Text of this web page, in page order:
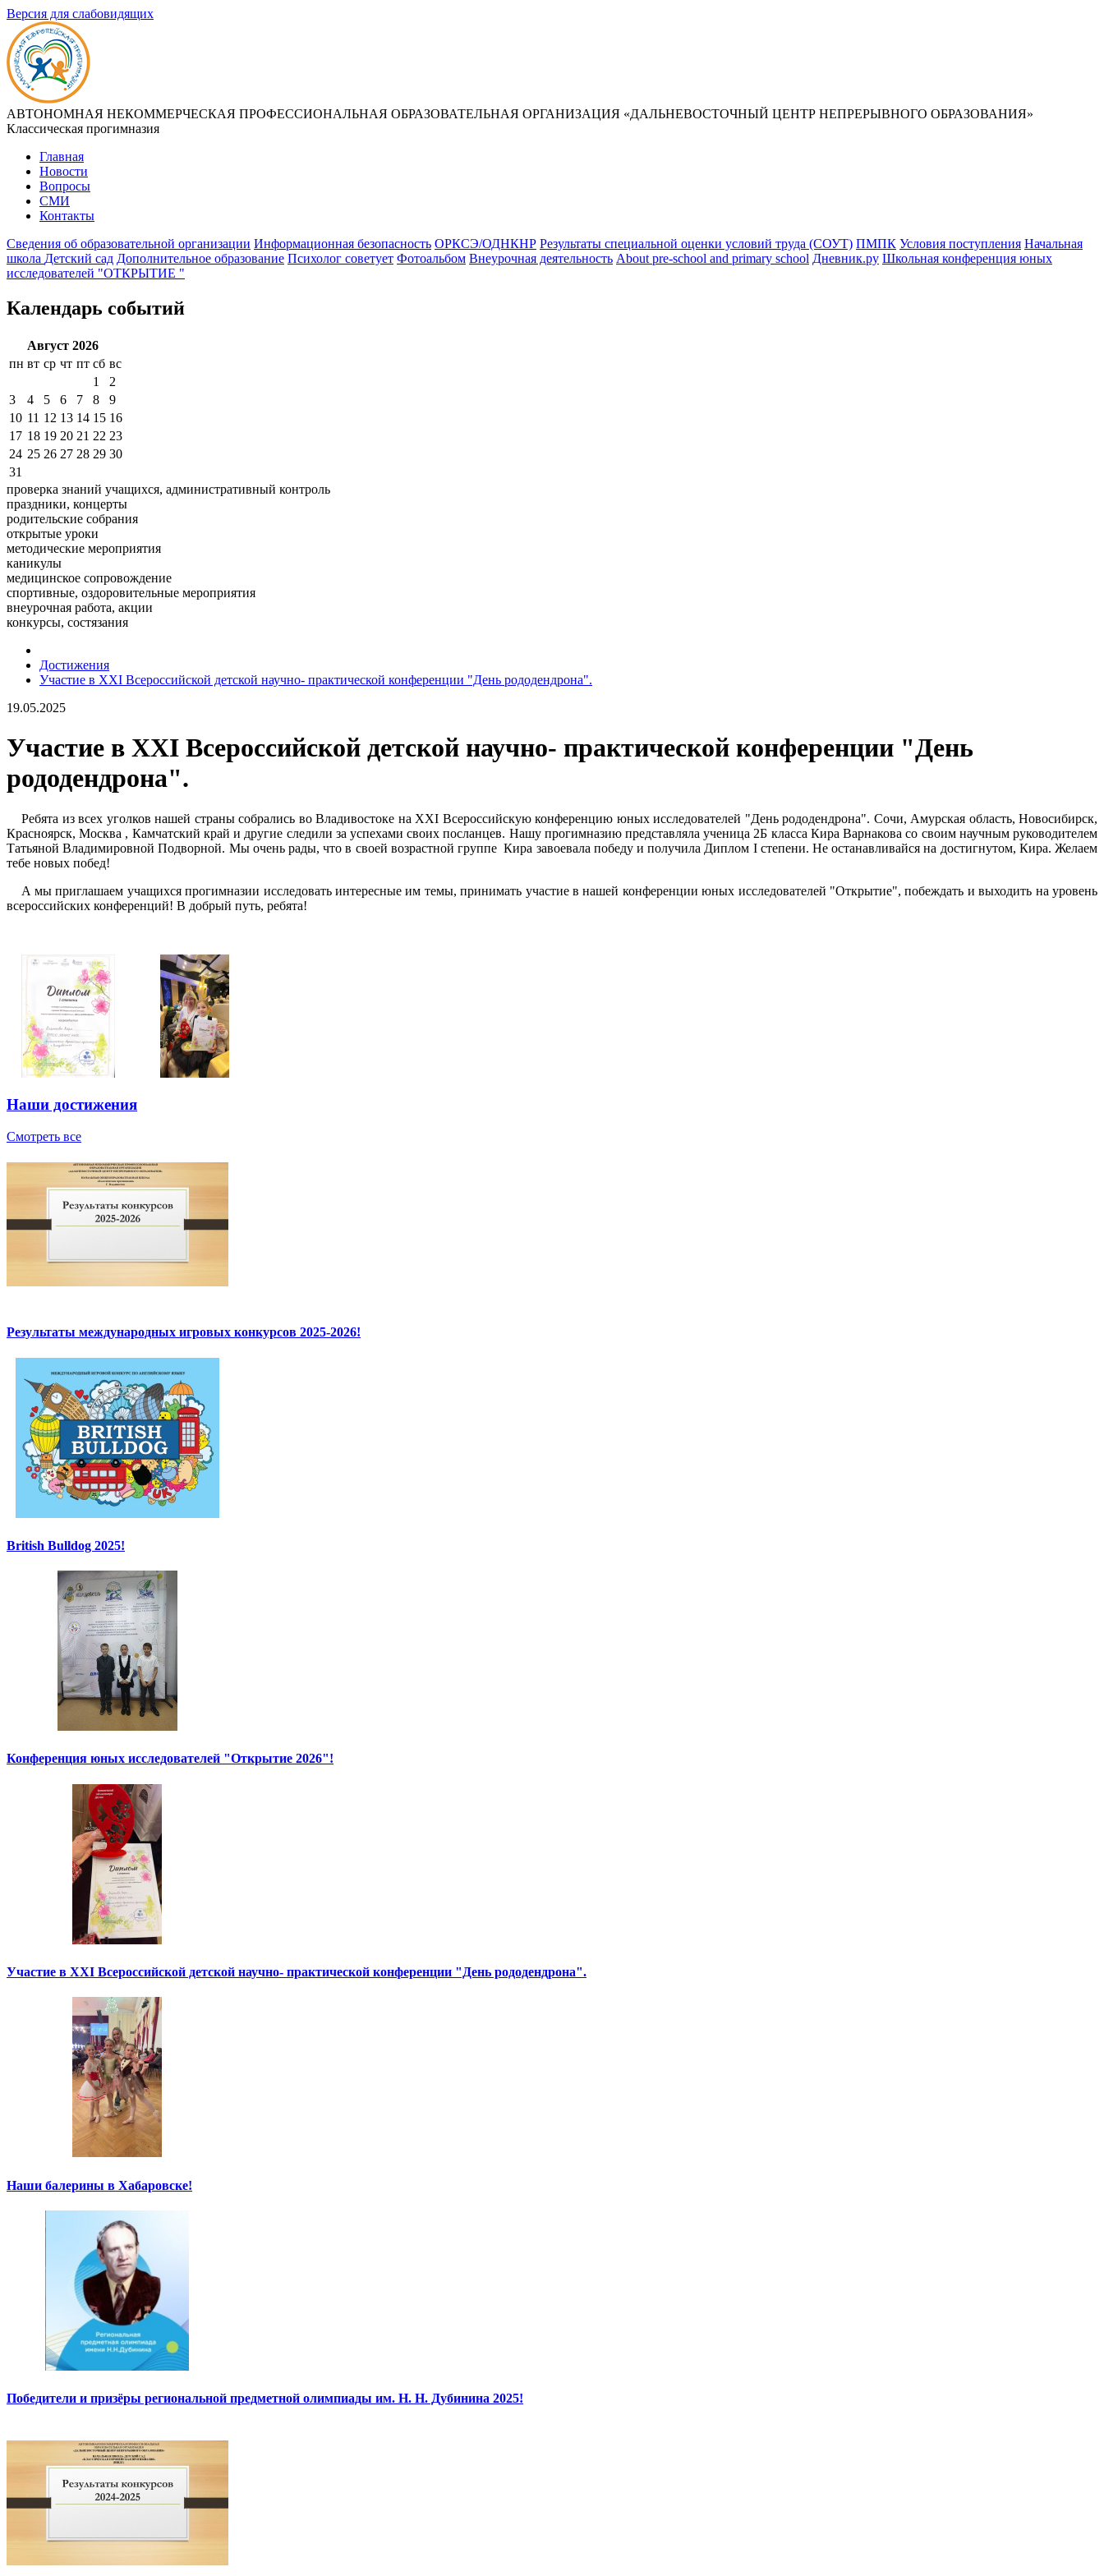
Версия для слабовидящих
АВТОНОМНАЯ НЕКОММЕРЧЕСКАЯ ПРОФЕССИОНАЛЬНАЯ ОБРАЗОВАТЕЛЬНАЯ ОРГАНИЗАЦИЯ «ДАЛЬНЕВОСТОЧНЫЙ ЦЕНТР НЕПРЕРЫВНОГО ОБРАЗОВАНИЯ»
Классическая прогимназия
Главная
Новости
Вопросы
СМИ
Контакты
Сведения об образовательной организации Информационная безопасность ОРКСЭ/ОДНКНР Результаты специальной оценки условий труда (СОУТ) ПМПК Условия поступления Начальная
школа Детский сад Дополнительное образование Психолог советует Фотоальбом Внеурочная деятельность About pre-school and primary school Дневник.ру Школьная конференция юных
исследователей "ОТКРЫТИЕ "
Календарь событий
Август 2026
пн вт ср чт пт сб вс
1
2
3
4 5 6 7 8
9
10 11 12 13 14 15 16
17 18 19 20 21 22 23
24 25 26 27 28 29 30
31
проверка знаний учащихся, административный контроль
праздники, концерты
родительские собрания
открытые уроки
методические мероприятия
каникулы
медицинское сопровождение
спортивные, оздоровительные мероприятия
внеурочная работа, акции
конкурсы, состязания
Достижения
Участие в XXI Всероссийской детской научно- практической конференции "День рододендрона".
19.05.2025
Участие в XXI Всероссийской детской научно- практической конференции "День
рододендрона".
Ребята из всех уголков нашей страны собрались во Владивостоке на XXI Всероссийскую конференцию юных исследователей "День рододендрона". Сочи, Амурская область, Новосибирск,
Красноярск, Москва , Камчатский край и другие следили за успехами своих посланцев. Нашу прогимназию представляла ученица 2Б класса Кира Варнакова со своим научным руководителем
Татьяной Владимировной Подворной. Мы очень рады, что в своей возрастной группе Кира завоевала победу и получила Диплом I степени. Не останавливайся на достигнутом, Кира. Желаем
тебе новых побед!
А мы приглашаем учащихся прогимназии исследовать интересные им темы, принимать участие в нашей конференции юных исследователей "Открытие", побеждать и выходить на уровень
всероссийских конференций! В добрый путь, ребята!
Наши достижения
Смотреть все
Результаты международных игровых конкурсов 2025-2026!
British Bulldog 2025!
Конференция юных исследователей "Открытие 2026"!
Участие в XXI Всероссийской детской научно- практической конференции "День рододендрона".
Наши балерины в Хабаровске!
Победители и призёры региональной предметной олимпиады им. Н. Н. Дубинина 2025!